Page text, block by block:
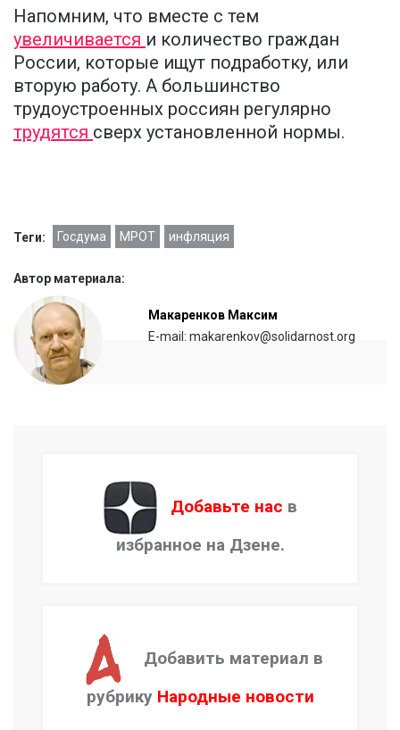
Напомним, что вместе с тем
увеличивается и количество граждан
России, которые ищут подработку, или
вторую работу. А большинство
трудоустроенных россиян регулярно
трудятся сверх установленной нормы.
Теги: Госдума МРОТ инфляция
Автор материала:
Макаренков Максим
E-mail: makarenkov@solidarnost.org
Добавьте нас в
избранное на Дзене.
Добавить материал в
рубрику Народные новости